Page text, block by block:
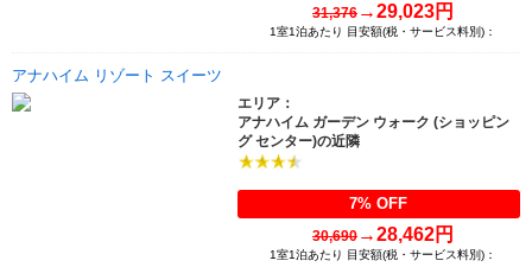
31,376→29,023円
1室1泊あたり 目安額(税・サービス料別)：
アナハイム リゾート スイーツ
エリア：
アナハイム ガーデン ウォーク (ショッピン
グ センター)の近隣
7% OFF
30,690→28,462円
1室1泊あたり 目安額(税・サービス料別)：